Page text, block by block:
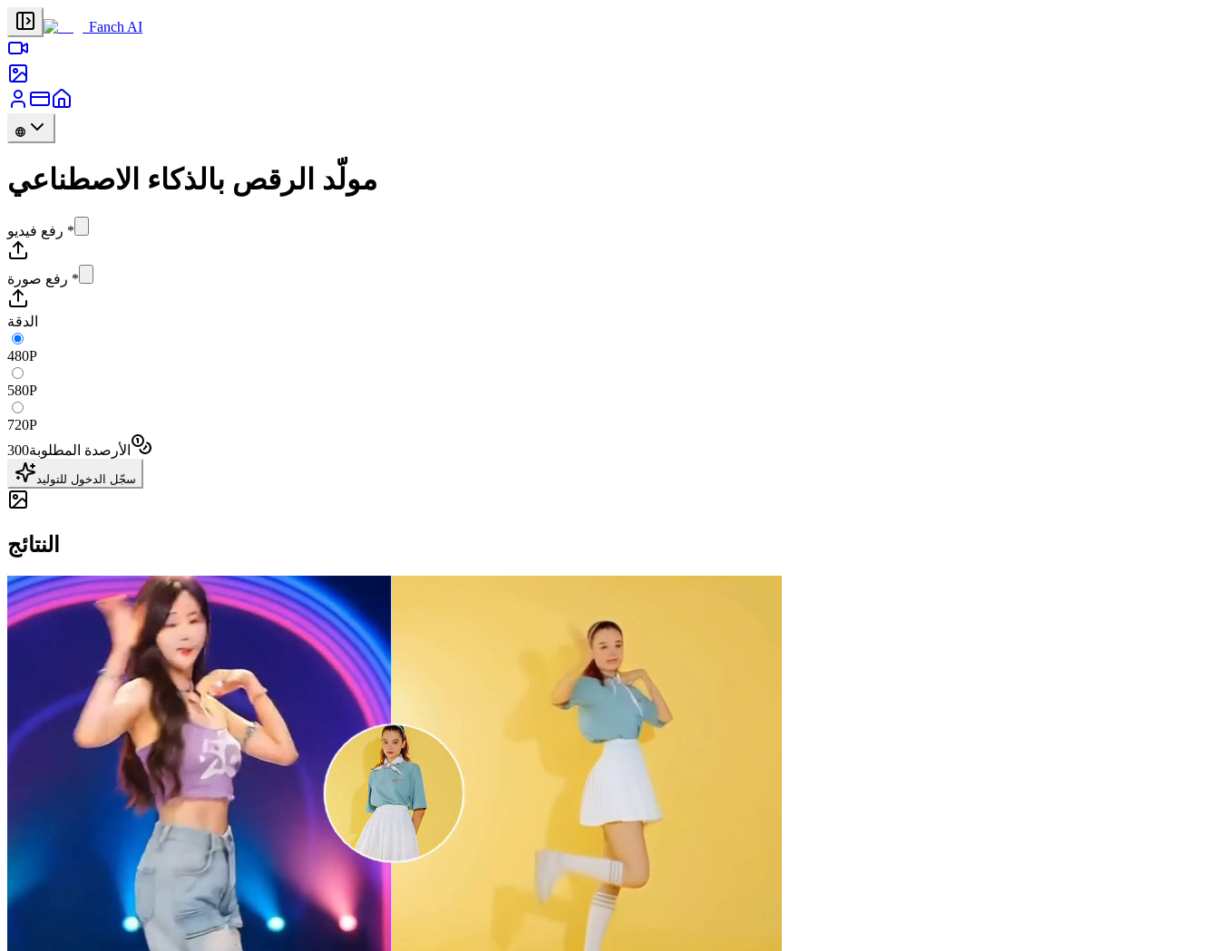
Fanch AI
مولّد الرقص بالذكاء الاصطناعي
رفع فيديو *
رفع صورة *
الدقة
480P
580P
720P
الأرصدة المطلوبة300
سجّل الدخول للتوليد
النتائج